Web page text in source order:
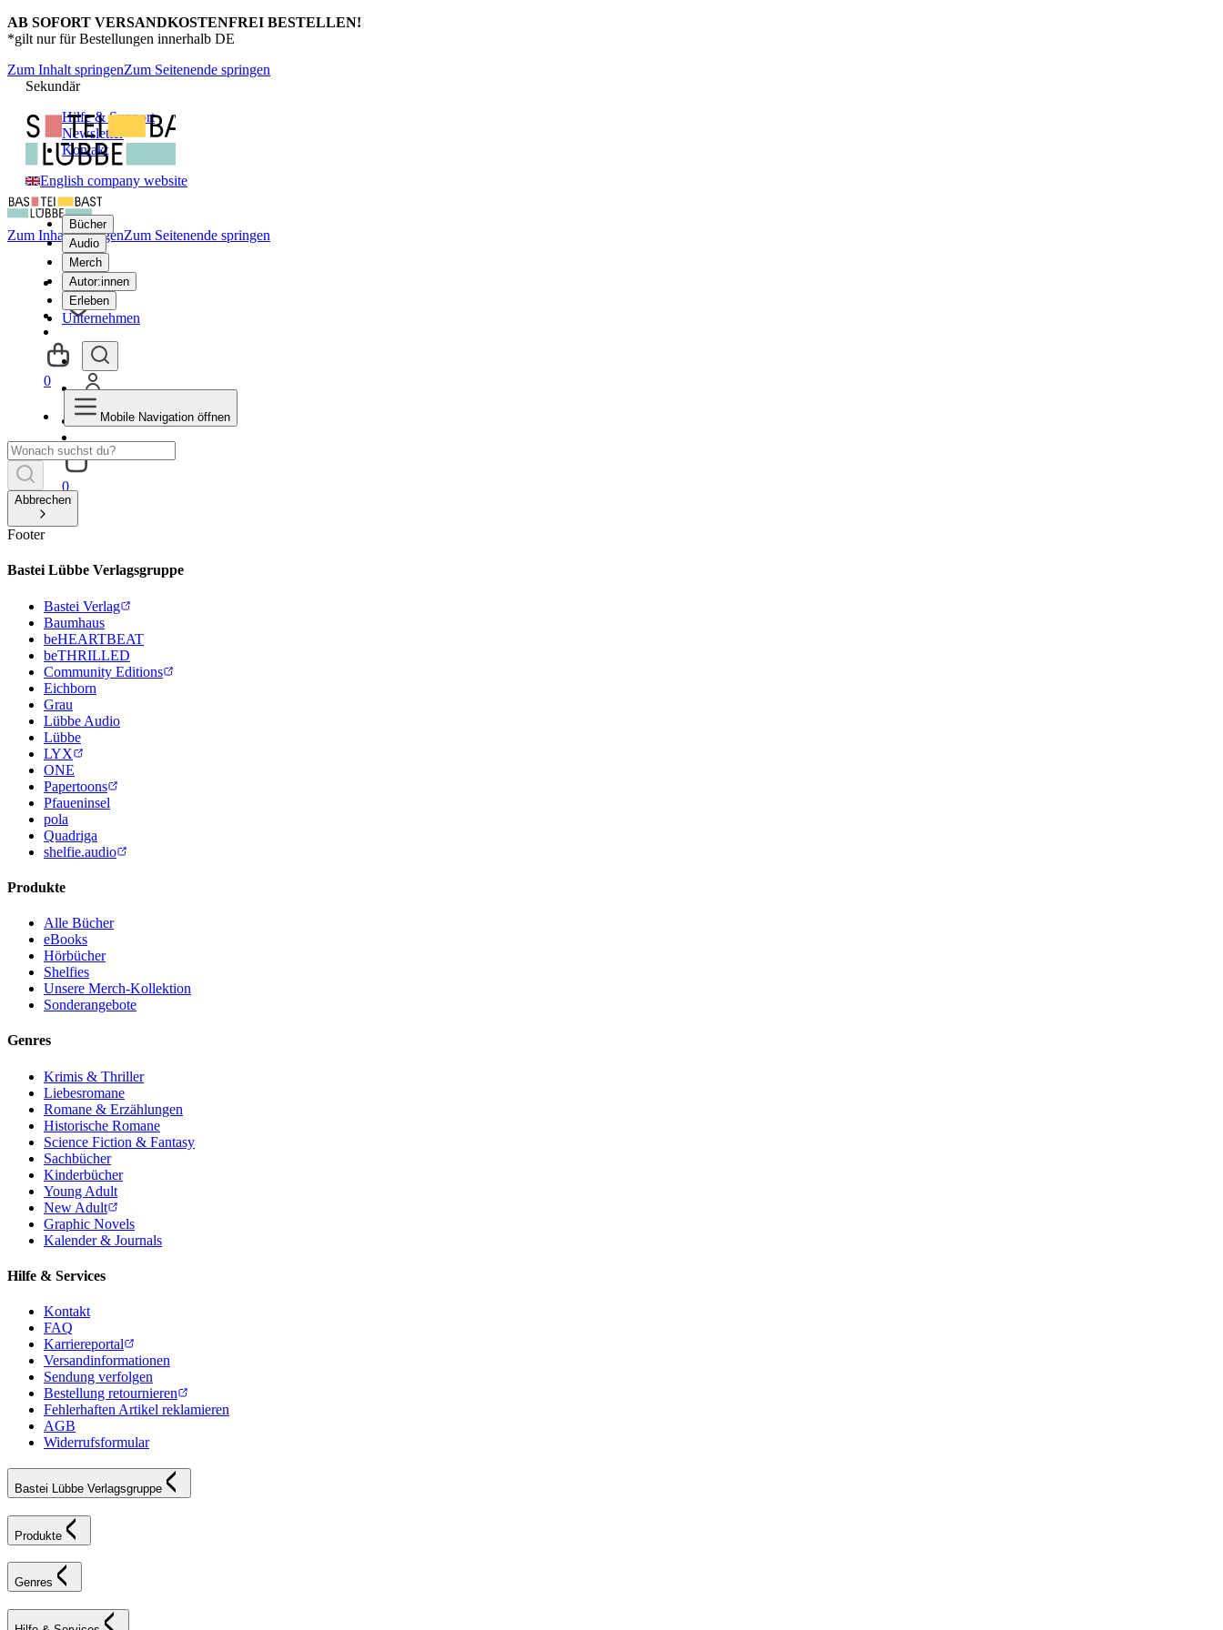
AB SOFORT VERSANDKOSTENFREI BESTELLEN!
*gilt nur für Bestellungen innerhalb DE
Zum Inhalt springenZum Seitenende springen
Sekundär
Hilfe & Support
Newsletter
Kontakt
English company website
Bücher
Audio
Merch
Autor:innen
Erleben
Unternehmen
0
Zum Inhalt springenZum Seitenende springen
0
Mobile Navigation öffnen
Abbrechen
Footer
Bastei Lübbe Verlagsgruppe
Bastei Verlag
Baumhaus
beHEARTBEAT
beTHRILLED
Community Editions
Eichborn
Grau
Lübbe Audio
Lübbe
LYX
ONE
Papertoons
Pfaueninsel
pola
Quadriga
shelfie.audio
Produkte
Alle Bücher
eBooks
Hörbücher
Shelfies
Unsere Merch-Kollektion
Sonderangebote
Genres
Krimis & Thriller
Liebesromane
Romane & Erzählungen
Historische Romane
Science Fiction & Fantasy
Sachbücher
Kinderbücher
Young Adult
New Adult
Graphic Novels
Kalender & Journals
Hilfe & Services
Kontakt
FAQ
Karriereportal
Versandinformationen
Sendung verfolgen
Bestellung retournieren
Fehlerhaften Artikel reklamieren
AGB
Widerrufsformular
Bastei Lübbe Verlagsgruppe
Produkte
Genres